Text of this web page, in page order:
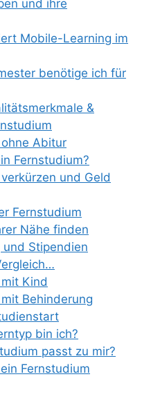
und ihre
Mobile-Learning im
benötige ich für
&
Abitur
Fernstudium?
und Geld
Fernstudium
Nähe finden
und Stipendien
Kind
Behinderung
bin ich?
passt zu mir?
Fernstudium